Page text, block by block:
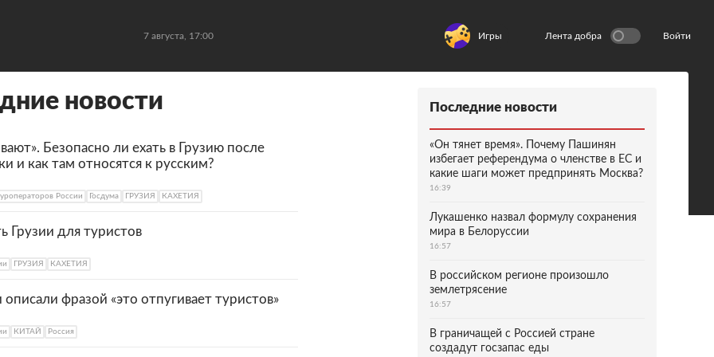
7 августа, 17:00 Игры Лента добра Войти
новости
Безопасно ли ехать в Грузию после
и как там относятся к русским?
России Госдума ГРУЗИЯ КАХЕТИЯ
Грузии для туристов
ГРУЗИЯ КАХЕТИЯ
фразой «это отпугивает туристов»
КИТАЙ Россия
Последние новости
«Он тянет время». Почему Пашинян
избегает референдума о членстве в ЕС и
какие шаги может предпринять Москва?
16:39
Лукашенко назвал формулу сохранения
мира в Белоруссии
16:57
В российском регионе произошло
землетрясение
16:57
В граничащей с Россией стране
создадут госзапас еды